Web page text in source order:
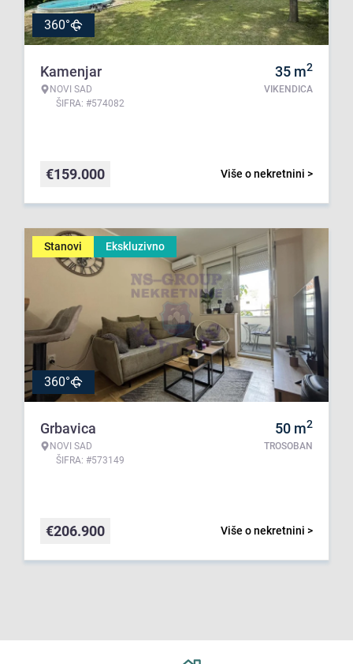
360°
Kamenjar
NOVI SAD
ŠIFRA: #574082
35 m2
VIKENDICA
Više o nekretnini >
€159.000
Stanovi Ekskluzivno
360°
Grbavica
NOVI SAD
ŠIFRA: #573149
50 m2
TROSOBAN
Više o nekretnini >
€206.900